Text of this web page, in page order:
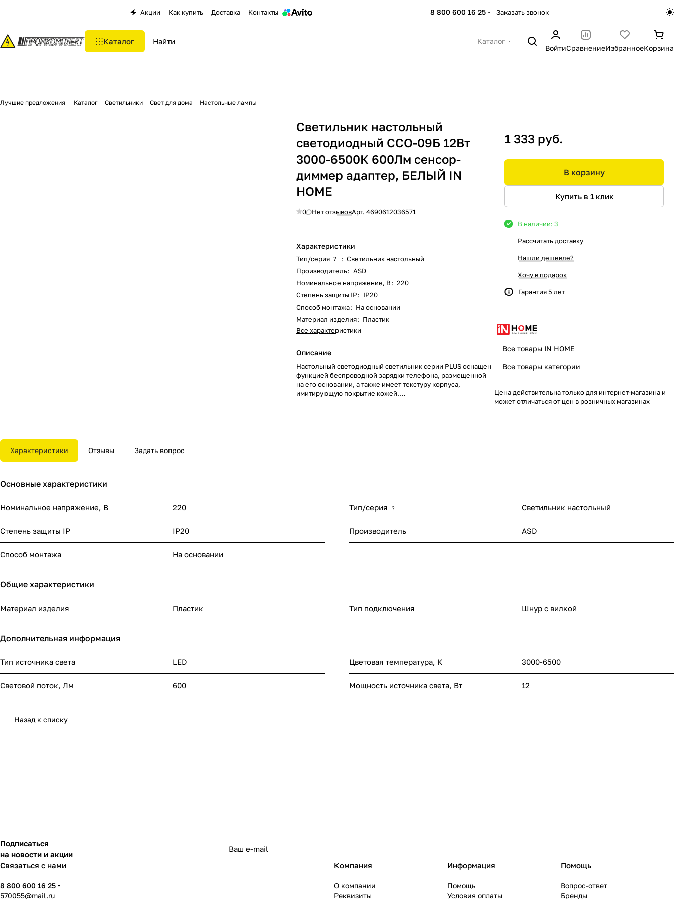
Акции Как купить Доставка Контакты 8 800 600 16 25 Заказать звонок
Каталог
Каталог
ВойтиСравнениеИзбранноеКорзина
Лучшие предложения Каталог Светильники Свет для дома Настольные лампы
Светильник настольный
светодиодный ССО-09Б 12Вт
3000-6500К 600Лм сенсор-
диммер адаптер, БЕЛЫЙ IN
HOME
0 Нет отзывовАрт.4690612036571
Характеристики
Тип/серия ? : Светильник настольный
Производитель: ASD
Номинальное напряжение, В: 220
Степень защиты IP: IP20
Способ монтажа: На основании
Материал изделия: Пластик
Все характеристики
Описание
Настольный светодиодный светильник серии PLUS оснащен
функцией беспроводной зарядки телефона, размещенной
на его основании, а также имеет текстуру корпуса,
имитирующую покрытие кожей.
1 333 руб.
В корзину
Купить в 1 клик
В наличии: 3
Рассчитать доставку
Нашли дешевле?
Хочу в подарок
Гарантия 5 лет
Все товары IN HOME
Все товары категории
Цена действительна только для интернет-магазина и
может отличаться от цен в розничных магазинах
Характеристики Отзывы Задать вопрос
Основные характеристики
Номинальное напряжение, В 220 Тип/серия ? Светильник настольный
Степень защиты IP IP20 Производитель ASD
Способ монтажа На основании
Общие характеристики
Материал изделия Пластик Тип подключения Шнур с вилкой
Дополнительная информация
Тип источника света LED Цветовая температура, К 3000-6500
Световой поток, Лм 600 Мощность источника света, Вт 12
Назад к списку
Подписаться
на новости и акции
Связаться с нами
8 800 600 16 25
570055@mail.ru
Компания
О компании
Реквизиты
Информация
Помощь
Условия оплаты
Помощь
Вопрос-ответ
Бренды